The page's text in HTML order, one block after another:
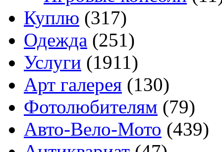
Куплю (317)
Одежда (251)
Услуги (1911)
Арт галерея (130)
Фотолюбителям (79)
Авто-Вело-Мото (439)